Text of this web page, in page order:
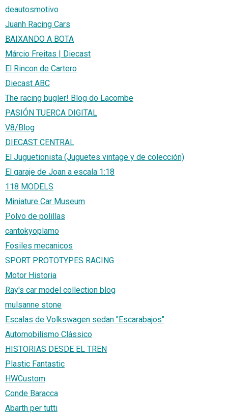
deautosmotivo
Juanh Racing Cars
BAIXANDO A BOTA
Márcio Freitas | Diecast
El Rincon de Cartero
Diecast ABC
The racing bugler! Blog do Lacombe
PASIÓN TUERCA DIGITAL
V8/Blog
DIECAST CENTRAL
El Juguetionista (Juguetes vintage y de colección)
El garaje de Joan a escala 1:18
118 MODELS
Miniature Car Museum
Polvo de polillas
cantokyoplamo
Fosiles mecanicos
SPORT PROTOTYPES RACING
Motor Historia
Ray's car model collection blog
mulsanne stone
Escalas de Volkswagen sedan "Escarabajos"
Automobilismo Clássico
HISTORIAS DESDE EL TREN
Plastic Fantastic
HWCustom
Conde Baracca
Abarth per tutti